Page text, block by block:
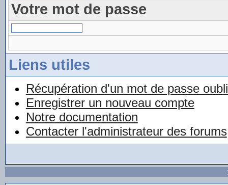
Votre mot de passe
Liens utiles
Récupération d'un mot de passe
Enregistrer un nouveau compte
Notre documentation
Contacter l'administrateur des forums